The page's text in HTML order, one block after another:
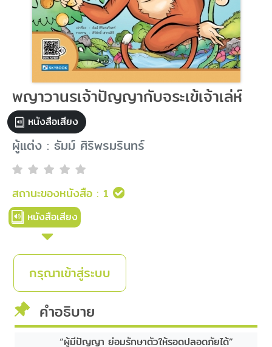
พญาวานรเจ้าปัญญากับจระเข้เจ้าเล่ห์
หนังสือเสียง
ผู้แต่ง : ธัมม์ ศิริพรมรินทร์
สถานะของหนังสือ : 1
หนังสือเสียง
กรุณาเข้าสู่ระบบ
คำอธิบาย
“ผู้มีปัญญา ย่อมรักษาตัวให้รอดปลอดภัยได้”